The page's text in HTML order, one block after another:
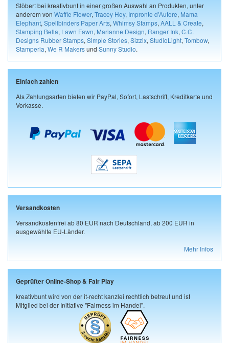
Stöbert bei kreativbunt in einer großen Auswahl an Produkten, unter
anderem von Waffle Flower, Tracey Hey, Impronte d'Autore, Mama
Elephant, Spellbinders Paper Arts, Whimsy Stamps, AALL & Create,
Stamping Bella, Lawn Fawn, Marianne Design, Ranger Ink, C.C.
Designs Rubber Stamps, Simple Stories, Sizzix, StudioLight, Tombow,
Stamperia, We R Makersund Sunny Studio.
Einfach zahlen
Als Zahlungsarten bieten wir PayPal, Sofort, Lastschrift, Kreditkarte und
Vorkasse.
Versandkosten
Versandkostenfrei ab 80 EUR nach Deutschland, ab 200 EUR in
ausgewählte EU-Länder.
Mehr Infos
Geprüfter Online-Shop & Fair Play
kreativbunt wird von der it-recht kanzlei rechtlich betreut und ist
Mitglied bei der Initiative "Fairness im Handel".